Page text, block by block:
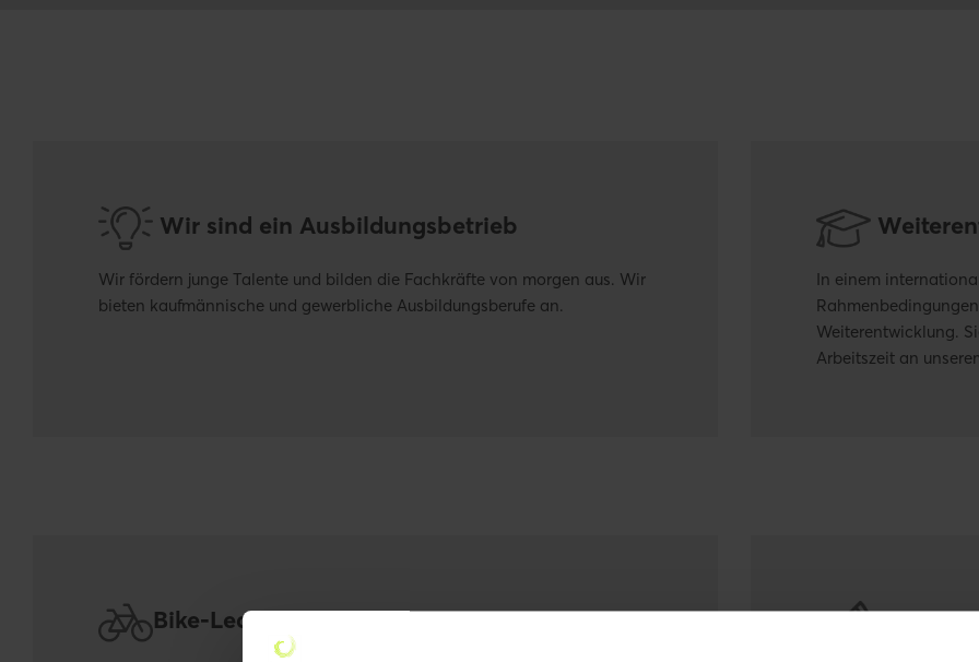
Wir sind ein Ausbildungsbetrieb
Wir fördern junge Talente und bilden die Fachkräfte von morgen aus. Wir
bieten kaufmännische und gewerbliche Ausbildungsberufe an.
In einem
Weiterentwicklung.
Arbeitszeit an
Bike-Leasing